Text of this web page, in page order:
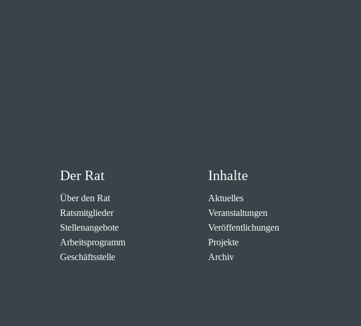
Der Rat
Über den Rat
Ratsmitglieder
Stellenangebote
Arbeitsprogramm
Geschäftsstelle
Inhalte
Aktuelles
Veranstaltungen
Veröffentlichungen
Projekte
Archiv